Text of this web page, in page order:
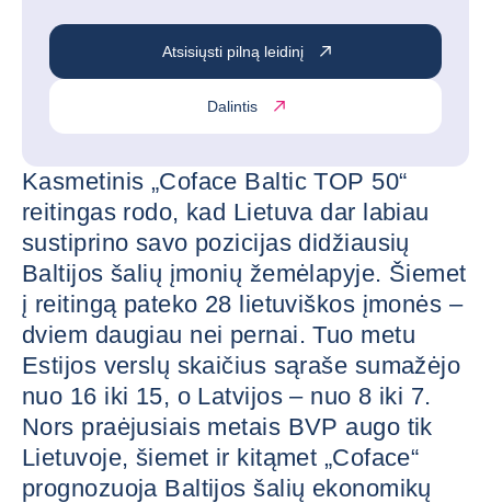
Atsisiųsti pilną leidinį
Dalintis
Kasmetinis „Coface Baltic TOP 50“
reitingas rodo, kad Lietuva dar labiau
sustiprino savo pozicijas didžiausių
Baltijos šalių įmonių žemėlapyje. Šiemet
į reitingą pateko 28 lietuviškos įmonės –
dviem daugiau nei pernai. Tuo metu
Estijos verslų skaičius sąraše sumažėjo
nuo 16 iki 15, o Latvijos – nuo 8 iki 7.
Nors praėjusiais metais BVP augo tik
Lietuvoje, šiemet ir kitąmet „Coface“
prognozuoja Baltijos šalių ekonomikų